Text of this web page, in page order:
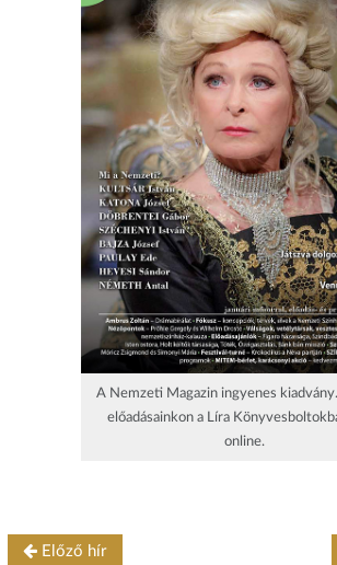
A Nemzeti Magazin ingyenes
előadásainkon a Líra
online.
Előző hír